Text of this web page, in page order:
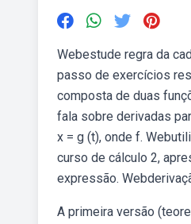
Webestude regra da
passo de exercícios
composta de duas
fala sobre derivadas
x = g (t), onde f.
curso de cálculo 2,
expressão.
A primeira versão